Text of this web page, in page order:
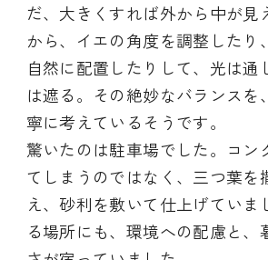
だ、大きくすれば外から中が見
から、イエの角度を調整したり
自然に配置したりして、光は通
は遮る。その絶妙なバランスを
寧に考えているそうです。
驚いたのは駐車場でした。コン
てしまうのではなく、三つ葉を
え、砂利を敷いて仕上げていま
る場所にも、環境への配慮と、